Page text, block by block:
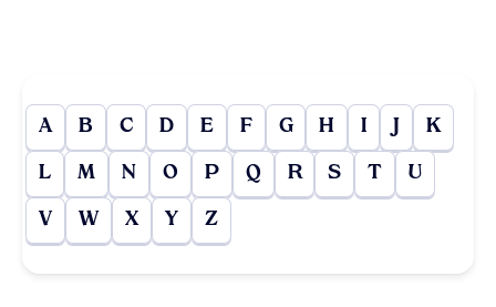
A B C D E F G H I J K
L M N O P Q R S T U
V W X Y Z